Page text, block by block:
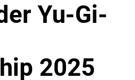
Yu-Gi-
2025